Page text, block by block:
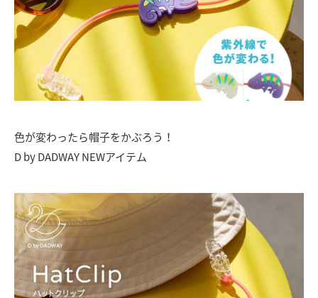
色が変わったら帽子をかぶろう！
D by DADWAY NEWアイテム